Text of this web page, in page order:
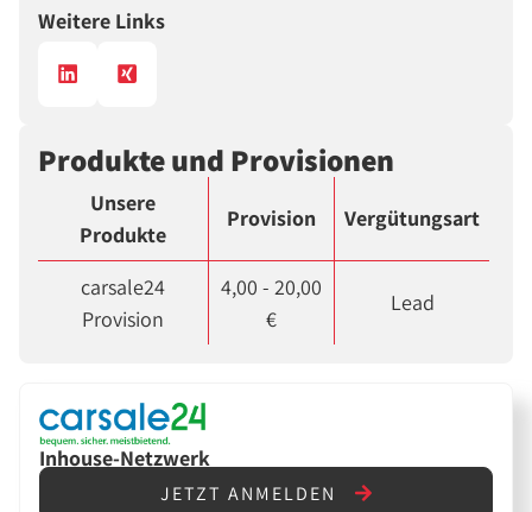
Weitere Links
Produkte und Provisionen
Unsere
Produkte
Provision Vergütungsart
carsale24
Provision
4,00 - 20,00
€
Lead
Inhouse-Netzwerk
JETZT ANMELDEN